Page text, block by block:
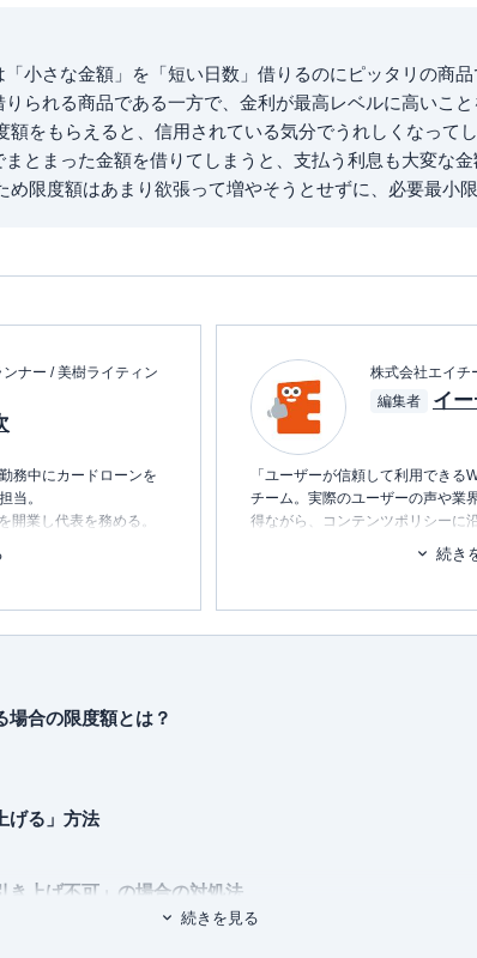
小さな金額」を「短い日数」借りるのにピッタリの商
られる商品である一方で、金利が最高レベルに高いこ
をもらえると、信用されている気分でうれしくなって
とまった金額を借りてしまうと、支払う利息も大変な金
限度額はあまり欲張って増やそうとせずに、必要最小
ナー / 美樹ライティン
務中にカードローンを
当。
開業し代表を務める。
おでかけ、ピアノ演
ど。
株式会社エイチ
編集者
イ
「ユーザーが信頼して利用でき
チーム。実際のユーザーの声や業
得ながら、コンテンツポリシーに
ます。暮らしに関するトピックを
消し、最適な選択を支援するため
■書籍
初心者でもわかる！お金に関する
続き
場合の限度額とは？
げる」方法
き上げ不可」の場合の対処法
続きを見る